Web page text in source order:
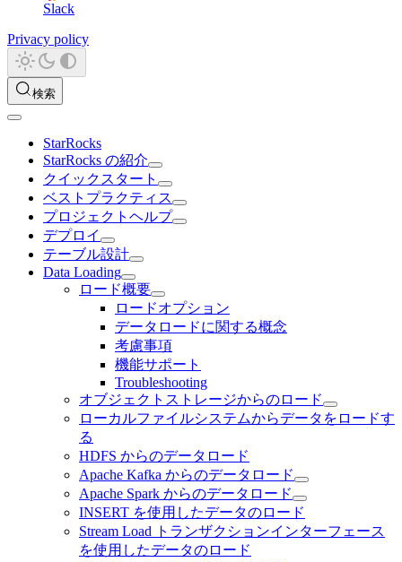
Slack
Privacy policy
検索
StarRocks
StarRocks の紹介
クイックスタート
ベストプラクティス
プロジェクトヘルプ
デプロイ
テーブル設計
Data Loading
ロード概要
ロードオプション
データロードに関する概念
考慮事項
機能サポート
Troubleshooting
オブジェクトストレージからのロード
ローカルファイルシステムからデータをロードす
る
HDFS からのデータロード
Apache Kafka からのデータロード
Apache Spark からのデータロード
INSERT を使用したデータのロード
Stream Load トランザクションインターフェース
を使用したデータのロード